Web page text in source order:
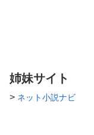
姉妹サイト
> ネット小説ナビ